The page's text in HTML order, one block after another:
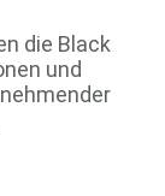
die Black
und